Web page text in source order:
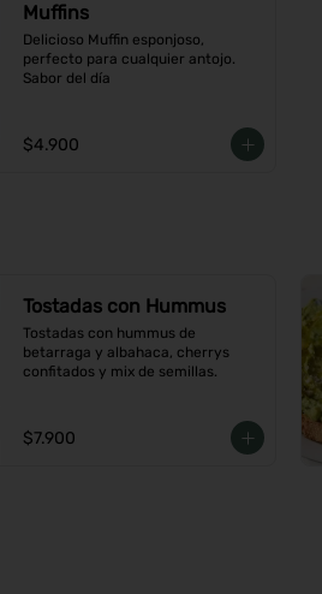
Muffins
Delicioso Muffin esponjoso,
perfecto para cualquier antojo.
Sabor del día
$4.900
Tostadas con Hummus
Tostadas con hummus de
betarraga y albahaca, cherrys
confitados y mix de semillas.
$7.900